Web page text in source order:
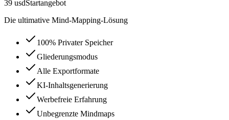
39 usdStartangebot
Die ultimative Mind-Mapping-Lösung
100% Privater Speicher
Gliederungsmodus
Alle Exportformate
KI-Inhaltsgenerierung
Werbefreie Erfahrung
Unbegrenzte Mindmaps